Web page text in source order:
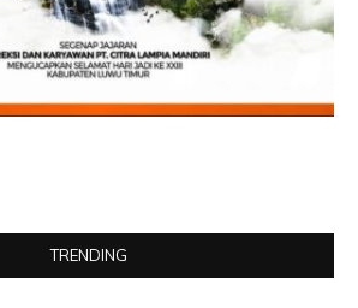
TRENDING